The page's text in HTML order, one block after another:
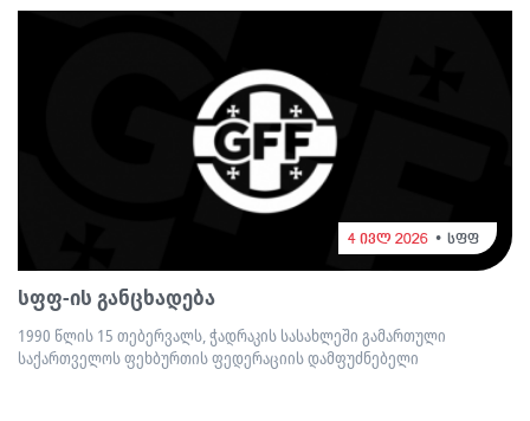
4 ივლ 2026 სფფ
სფფ-ის განცხადება
1990 წლის 15 თებერვალს, ჭადრაკის სასახლეში გამართული
საქართველოს ფეხბურთის ფედერაციის დამფუძნებელი